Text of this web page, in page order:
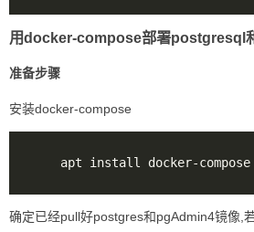
用docker-compose部署postgresql
准备步骤
安装docker-compose
确定已经pull好postgres和pgAdmin4镜像,若